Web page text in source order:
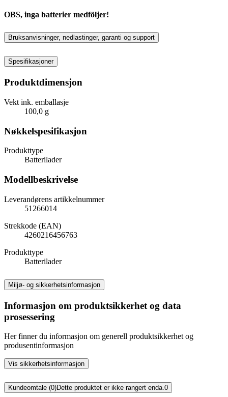
OBS, inga batterier medföljer!
Bruksanvisninger, nedlastinger, garanti og support
Spesifikasjoner
Produktdimensjon
Vekt ink. emballasje
100,0 g
Nøkkelspesifikasjon
Produkttype
Batterilader
Modellbeskrivelse
Leverandørens artikkelnummer
51266014
Strekkode (EAN)
4260216456763
Produkttype
Batterilader
Miljø- og sikkerhetsinformasjon
Informasjon om produktsikkerhet og data
prosessering
Her finner du informasjon om generell produktsikkerhet og
produsentinformasjon
Vis sikkerhetsinformasjon
Kundeomtale (0)Dette produktet er ikke rangert enda.0